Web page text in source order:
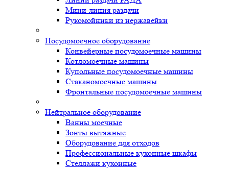
Мини-линия раздачи
Рукомойники из нержавейки
Посудомоечное оборудование
Конвейерные посудомоечные машины
Котломоечные машины
Купольные посудомоечные машины
Стаканомоечные машины
Фронтальные посудомоечные машины
Нейтральное оборудование
Ванны моечные
Зонты вытяжные
Оборудование для отходов
Профессиональные кухонные шкафы
Стеллажи кухонные